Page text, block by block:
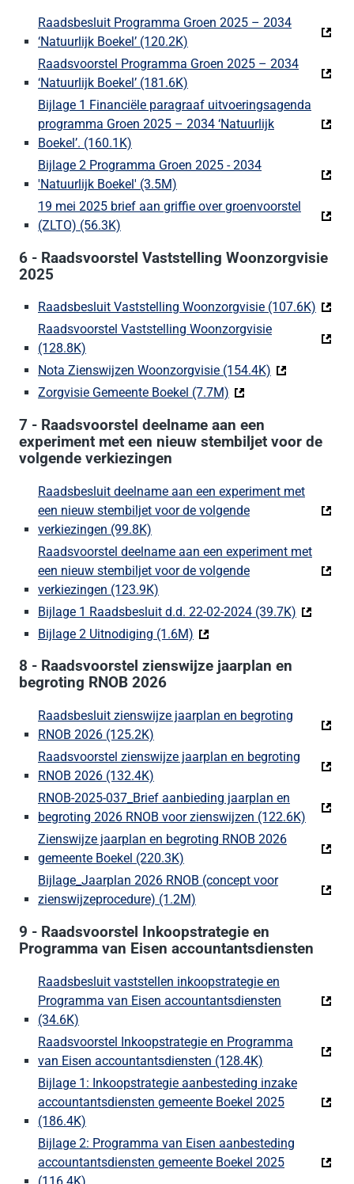
Raadsbesluit Programma Groen 2025 – 2034
‘Natuurlijk Boekel’ (120.2K) (Deze link gaat naar een
Raadsvoorstel Programma Groen 2025 – 2034
‘Natuurlijk Boekel’ (181.6K) (Deze link gaat naar een
Bijlage 1 Financiële paragraaf uitvoeringsagenda
programma Groen 2025 – 2034 ‘Natuurlijk
Boekel’. (160.1K)
Bijlage 2 Programma Groen 2025 - 2034
'Natuurlijk Boekel' (3.5M) (Deze link gaat naar een
19 mei 2025 brief aan griffie over groenvoorstel
(ZLTO) (56.3K) (Deze link gaat naar een externe website)
6 - Raadsvoorstel Vaststelling Woonzorgvisie
2025
Raadsbesluit Vaststelling Woonzorgvisie (107.6K)
Raadsvoorstel Vaststelling Woonzorgvisie
(128.8K)
Nota Zienswijzen Woonzorgvisie (154.4K) (Deze link
Zorgvisie Gemeente Boekel (7.7M) (Deze link gaat naar
7 - Raadsvoorstel deelname aan een
experiment met een nieuw stembiljet voor de
volgende verkiezingen
Raadsbesluit deelname aan een experiment met
een nieuw stembiljet voor de volgende
verkiezingen (99.8K)
Raadsvoorstel deelname aan een experiment met
een nieuw stembiljet voor de volgende
verkiezingen (123.9K)
Bijlage 1 Raadsbesluit d.d. 22-02-2024 (39.7K) (Deze
Bijlage 2 Uitnodiging (1.6M) (Deze link gaat naar een
8 - Raadsvoorstel zienswijze jaarplan en
begroting RNOB 2026
Raadsbesluit zienswijze jaarplan en begroting
RNOB 2026 (125.2K) (Deze link gaat naar een externe
Raadsvoorstel zienswijze jaarplan en begroting
RNOB 2026 (132.4K) (Deze link gaat naar een externe
RNOB-2025-037_Brief aanbieding jaarplan en
begroting 2026 RNOB voor zienswijzen (122.6K) (Deze
Zienswijze jaarplan en begroting RNOB 2026
gemeente Boekel (220.3K) (Deze link gaat naar een
Bijlage_Jaarplan 2026 RNOB (concept voor
zienswijzeprocedure) (1.2M) (Deze link gaat naar een
9 - Raadsvoorstel Inkoopstrategie en
Programma van Eisen accountantsdiensten
Raadsbesluit vaststellen inkoopstrategie en
Programma van Eisen accountantsdiensten
(34.6K)
Raadsvoorstel Inkoopstrategie en Programma
van Eisen accountantsdiensten (128.4K) (Deze link
Bijlage 1: Inkoopstrategie aanbesteding inzake
accountantsdiensten gemeente Boekel 2025
(186.4K)
Bijlage 2: Programma van Eisen aanbesteding
accountantsdiensten gemeente Boekel 2025
(116.4K)